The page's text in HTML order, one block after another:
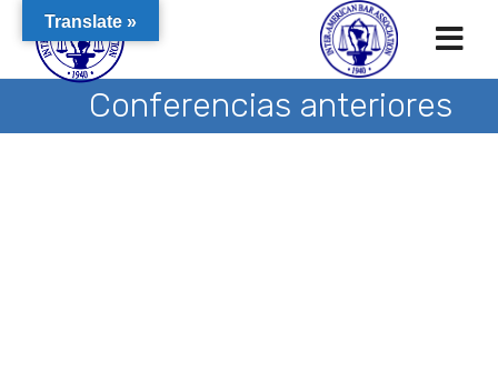
Conferencias anteriores
Translate »